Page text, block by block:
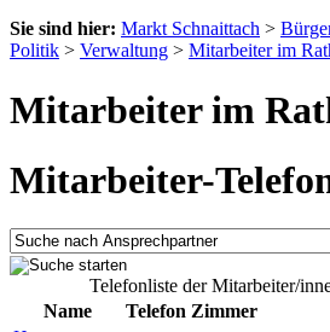
Sie sind hier: Markt Schnaittach >
Politik > Verwaltung > Mitarbeiter im
Mitarbeiter im
Mitarbeiter-
Telefonliste der Mitarbeiter/
Name
Telefon Zimmer